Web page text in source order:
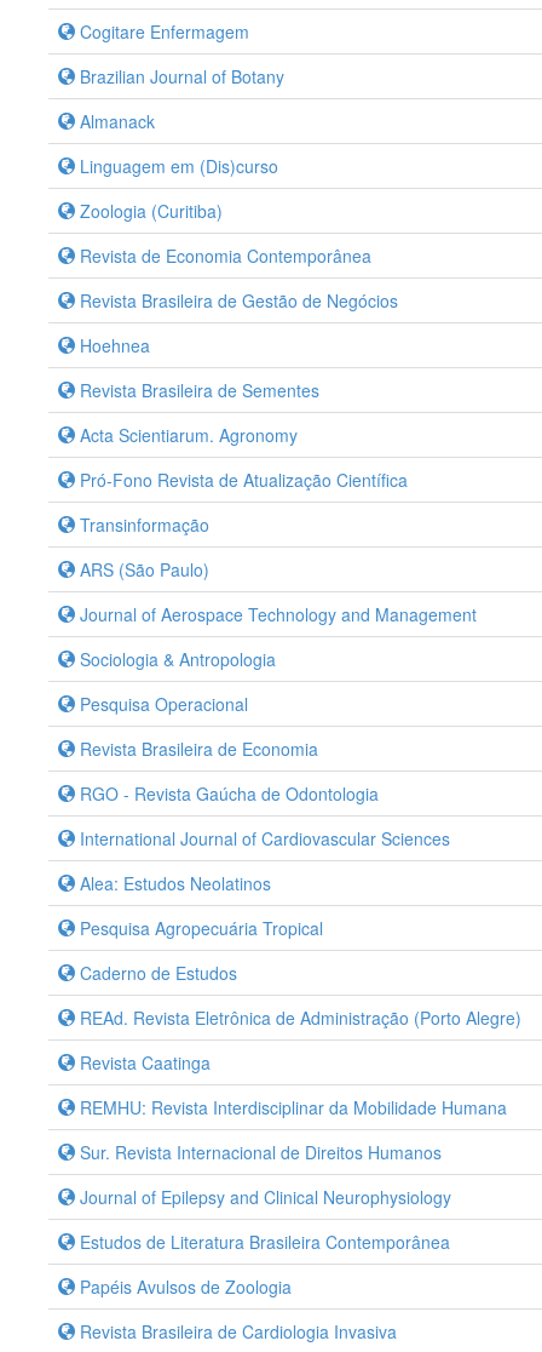
Cogitare Enfermagem
Brazilian Journal of Botany
Almanack
Linguagem em (Dis)curso
Zoologia (Curitiba)
Revista de Economia Contemporânea
Revista Brasileira de Gestão de Negócios
Hoehnea
Revista Brasileira de Sementes
Acta Scientiarum. Agronomy
Pró-Fono Revista de Atualização Científica
Transinformação
ARS (São Paulo)
Journal of Aerospace Technology and Management
Sociologia & Antropologia
Pesquisa Operacional
Revista Brasileira de Economia
RGO - Revista Gaúcha de Odontologia
International Journal of Cardiovascular Sciences
Alea: Estudos Neolatinos
Pesquisa Agropecuária Tropical
Caderno de Estudos
REAd. Revista Eletrônica de Administração (Porto Alegre)
Revista Caatinga
REMHU: Revista Interdisciplinar da Mobilidade Humana
Sur. Revista Internacional de Direitos Humanos
Journal of Epilepsy and Clinical Neurophysiology
Estudos de Literatura Brasileira Contemporânea
Papéis Avulsos de Zoologia
Revista Brasileira de Cardiologia Invasiva